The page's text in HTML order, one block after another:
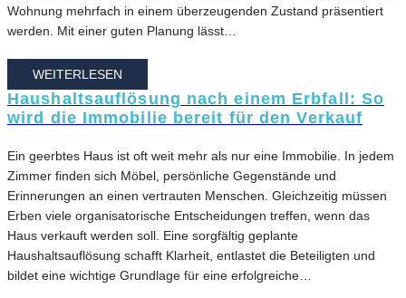
Wohnung mehrfach in einem überzeugenden Zustand präsentiert
werden. Mit einer guten Planung lässt…
WEITERLESEN
Haushaltsauflösung nach einem Erbfall: So
wird die Immobilie bereit für den Verkauf
Ein geerbtes Haus ist oft weit mehr als nur eine Immobilie. In jedem
Zimmer finden sich Möbel, persönliche Gegenstände und
Erinnerungen an einen vertrauten Menschen. Gleichzeitig müssen
Erben viele organisatorische Entscheidungen treffen, wenn das
Haus verkauft werden soll. Eine sorgfältig geplante
Haushaltsauflösung schafft Klarheit, entlastet die Beteiligten und
bildet eine wichtige Grundlage für eine erfolgreiche…